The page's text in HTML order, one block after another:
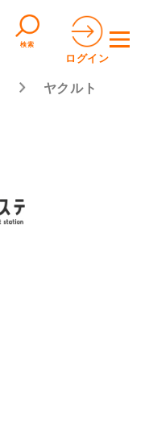
検索
ログイン
ヤクルト